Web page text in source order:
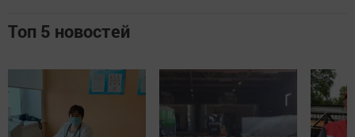
Топ 5 новостей